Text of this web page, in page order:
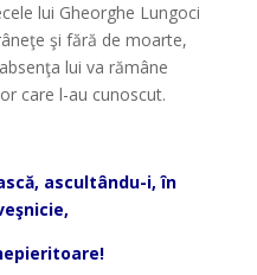
lui Gheorghe Lungoci
şi fără de moarte,
lui va rămâne
care l-au cunoscut.
ascultându-i, în